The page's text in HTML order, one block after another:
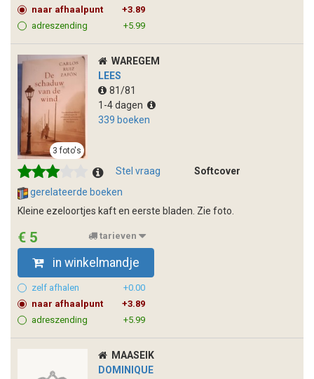
naar afhaalpunt
+3.89
adreszending
+5.99
WAREGEM
LEES
81/81
1-4 dagen
339 boeken
3 foto's
Stel vraag
Softcover
gerelateerde boeken
Kleine ezeloortjes kaft en eerste bladen. Zie foto.
€ 5 tarieven
in winkelmandje
zelf afhalen
+0.00
naar afhaalpunt
+3.89
adreszending
+5.99
MAASEIK
DOMINIQUE